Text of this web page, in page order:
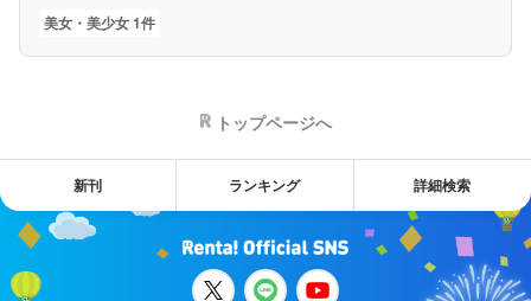
美女・美少女 1件
トップページへ
新刊 ランキング 詳細検索